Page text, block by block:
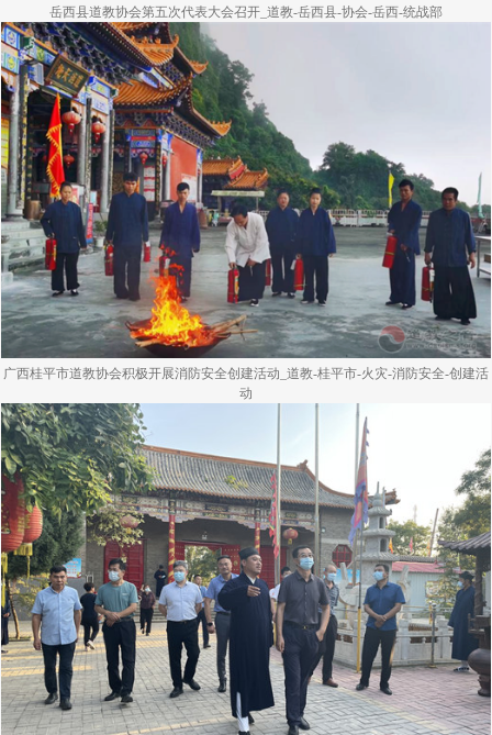
岳西县道教协会第五次代表大会召开_道教-岳西县-协会-岳西-统战部
广西桂平市道教协会积极开展消防安全创建活动_道教-桂平市-火灾-消防安全-创建活
动